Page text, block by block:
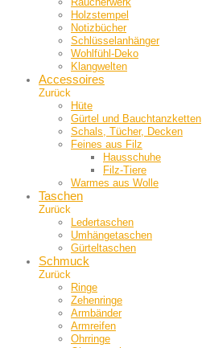
Holzstempel
Notizbücher
Schlüsselanhänger
Wohlfühl-Deko
Klangwelten
Accessoires
Zurück
Hüte
Gürtel und Bauch­tanzketten
Schals, Tücher, Decken
Feines aus Filz
Hausschuhe
Filz-Tiere
Warmes aus Wolle
Taschen
Zurück
Ledertaschen
Umhängetaschen
Gürteltaschen
Schmuck
Zurück
Ringe
Zehenringe
Armbänder
Armreifen
Ohrringe